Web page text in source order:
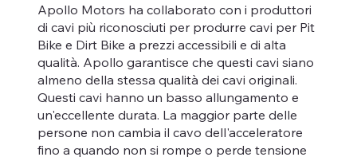
Apollo Motors ha collaborato con i produttori
di cavi più riconosciuti per produrre cavi per Pit
Bike e Dirt Bike a prezzi accessibili e di alta
qualità. Apollo garantisce che questi cavi siano
almeno della stessa qualità dei cavi originali.
Questi cavi hanno un basso allungamento e
un'eccellente durata. La maggior parte delle
persone non cambia il cavo dell'acceleratore
fino a quando non si rompe o perde tensione